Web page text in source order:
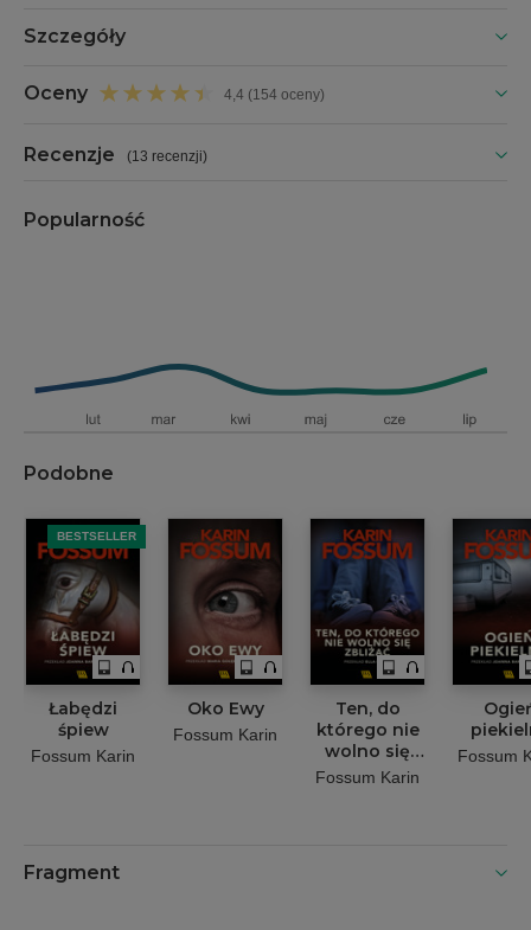
Szczegóły
Oceny 4,4 (154 oceny)
Recenzje (13 recenzji)
Popularność
Podobne
BESTSELLER
Łabędzi
śpiew
Fossum Karin
Oko Ewy
Fossum Karin
Ten, do
którego nie
wolno się
zbliżać
Fossum Karin
Fossum
Fragment